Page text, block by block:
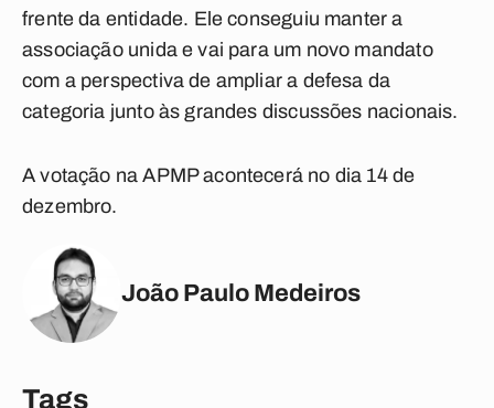
frente da entidade. Ele conseguiu manter a
associação unida e vai para um novo mandato
com a perspectiva de ampliar a defesa da
categoria junto às grandes discussões nacionais.
A votação na APMP acontecerá no dia 14 de
dezembro.
João Paulo Medeiros
Tags